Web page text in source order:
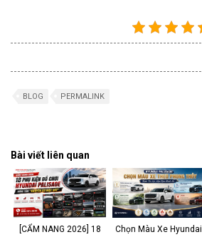
BLOG PERMALINK
Bài viết liên quan
[CẨM NANG 2026] 18
Chọn Màu Xe Hyundai